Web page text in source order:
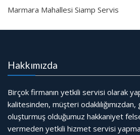
Marmara Mahallesi Siamp Servis
Hakkımızda
Birçok firmanın yetkili servisi olarak
kalitesinden, müşteri
oluşturmuş olduğumuz hakkaniyet
vermeden yetkili hizmet servisi